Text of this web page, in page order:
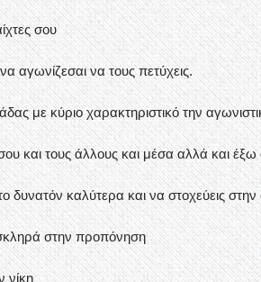
σου
αγωνίζεσαι να τους πετύχεις.
με κύριο χαρακτηριστικό την
και τους άλλους και μέσα αλλά και
δυνατόν καλύτερα και να στοχεύεις
στην προπόνηση
νίκη